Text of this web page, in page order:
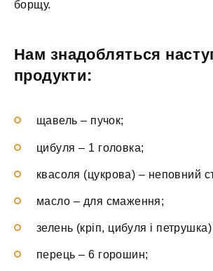
борщу.
Нам знадобляться
продукти:
щавель – пучок;
цибуля – 1 головка;
квасоля (цукрова) – неповний
масло – для смаження;
зелень (кріп, цибуля і петрушка)
перець – 6 горошин;